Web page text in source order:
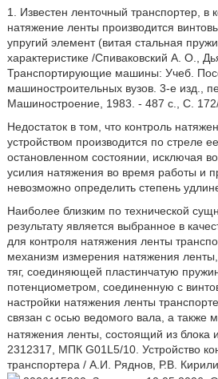
1. Известен ленточный транспортер, в
натяжение ленты производится
упругий элемент (витая стальная
характеристике /Спиваковский А. О.,
Транспортирующие машины: Учеб.
машиностроительных вузов. 3-е изд.,
Машиностроение, 1983. - 487 с., С.
Недостаток в том, что контроль
устройством производится по стреле
остановленном состоянии, исключая
усилия натяжения во время работы и
невозможно определить степень
Наиболее близким по технической
результату является выбранное в
для контроля натяжения ленты
механизм измерения натяжения
тяг, соединяющей пластинчатую
потенциометром, соединенную с
настройки натяжения ленты
связан с осью ведомого вала, а также
натяжения ленты, состоящий из блока
2312317, МПК G01L5/10. Устройство
транспортера / А.И. Ряднов, Р.В.